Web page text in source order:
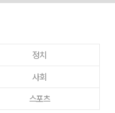
정치
사회
스포츠